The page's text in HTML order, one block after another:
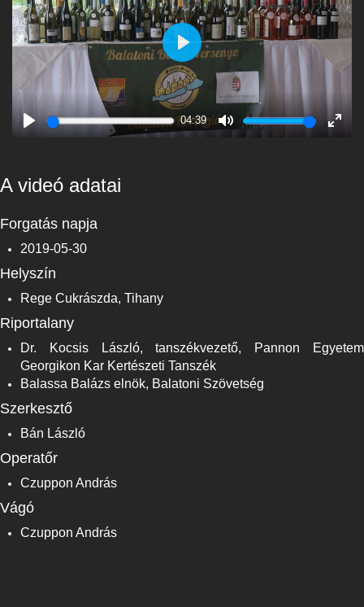
Play
04:39
Play
A videó adatai
Forgatás napja
2019-05-30
Helyszín
Rege Cukrászda, Tihany
Riportalany
Dr. Kocsis László, tanszékvezető, Pannon Egyetem
Georgikon Kar Kertészeti Tanszék
Balassa Balázs elnök, Balatoni Szövetség
Szerkesztő
Bán László
Operatőr
Czuppon András
Vágó
Czuppon András